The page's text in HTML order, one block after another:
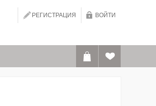
РЕГИСТРАЦИЯ ВОЙТИ